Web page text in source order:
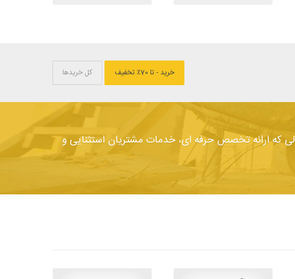
خرید - تا 70٪ تخفیف کل خریدها
که ارائه تخصص حرفه ای، خدمات مشتریان استثنایی و